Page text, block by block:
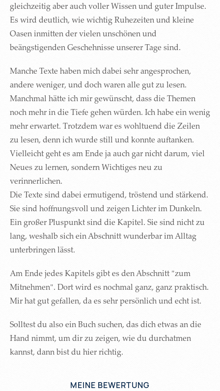
gleichzeitig aber auch voller Wissen und guter Impulse.
Es wird deutlich, wie wichtig Ruhezeiten und kleine
Oasen inmitten der vielen unschönen und
beängstigenden Geschehnisse unserer Tage sind.
Manche Texte haben mich dabei sehr angesprochen,
andere weniger, und doch waren alle gut zu lesen.
Manchmal hätte ich mir gewünscht, dass die Themen
noch mehr in die Tiefe gehen würden. Ich habe ein wenig
mehr erwartet. Trotzdem war es wohltuend die Zeilen
zu lesen, denn ich wurde still und konnte auftanken.
Vielleicht geht es am Ende ja auch gar nicht darum, viel
Neues zu lernen, sondern Wichtiges neu zu
verinnerlichen.
Die Texte sind dabei ermutigend, tröstend und stärkend.
Sie sind hoffnungsvoll und zeigen Lichter im Dunkeln.
Ein großer Pluspunkt sind die Kapitel. Sie sind nicht zu
lang, weshalb sich ein Abschnitt wunderbar im Alltag
unterbringen lässt.
Am Ende jedes Kapitels gibt es den Abschnitt "zum
Mitnehmen". Dort wird es nochmal ganz, ganz praktisch.
Mir hat gut gefallen, da es sehr persönlich und echt ist.
Solltest du also ein Buch suchen, das dich etwas an die
Hand nimmt, um dir zu zeigen, wie du durchatmen
kannst, dann bist du hier richtig.
MEINE BEWERTUNG